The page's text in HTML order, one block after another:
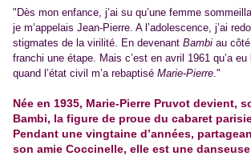
"Dès mon enfance, j’ai su qu’une femme
je m’appelais Jean-Pierre. A l’adolescence, j’ai
stigmates de la virilité. En devenant Bambi au
franchi une étape. Mais c’est en avril 1961 qu’a
quand l’état civil m’a rebaptisé Marie-Pierre ."
Née en 1935, Marie-Pierre Pruvot devient,
Bambi, la figure de proue du cabaret
Pendant une vingtaine d’années,
son amie Coccinelle, elle est une